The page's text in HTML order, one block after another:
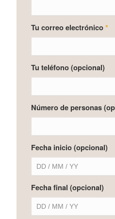
Tu correo electrónico*
Tu teléfono (opcional)
Número de personas
Fecha inicio (opcional)
Fecha final (opcional)